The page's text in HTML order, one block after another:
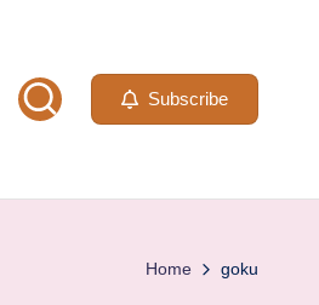
Subscribe
Home goku